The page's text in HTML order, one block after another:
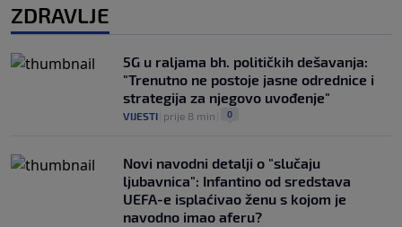
ZDRAVLJE
5G u raljama bh. političkih dešavanja:
"Trenutno ne postoje jasne odrednice i
strategija za njegovo uvođenje"
VIJESTI prije 8 min 0
Novi navodni detalji o "slučaju
ljubavnica": Infantino od sredstava
UEFA-e isplaćivao ženu s kojom je
navodno imao aferu?